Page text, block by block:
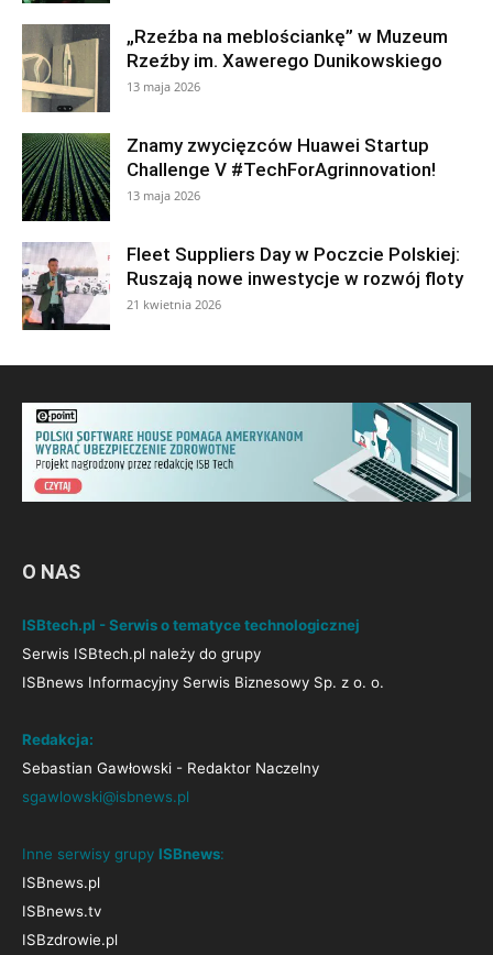
„Rzeźba na meblościankę” w Muzeum
Rzeźby im. Xawerego Dunikowskiego
13 maja 2026
Znamy zwycięzców Huawei Startup
Challenge V #TechForAgrinnovation!
13 maja 2026
Fleet Suppliers Day w Poczcie Polskiej:
Ruszają nowe inwestycje w rozwój floty
21 kwietnia 2026
O NAS
ISBtech.pl - Serwis o tematyce technologicznej
Serwis ISBtech.pl należy do grupy
ISBnews Informacyjny Serwis Biznesowy Sp. z o. o.
Redakcja:
Sebastian Gawłowski - Redaktor Naczelny
sgawlowski@isbnews.pl
Inne serwisy grupy ISBnews:
ISBnews.pl
ISBnews.tv
ISBzdrowie.pl